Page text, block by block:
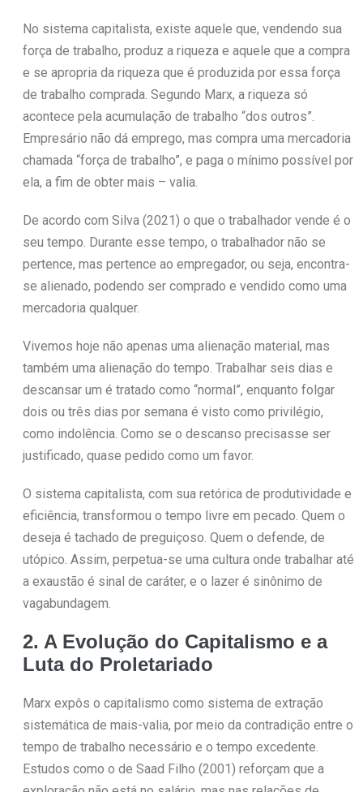
No sistema capitalista, existe aquele que, vendendo sua
força de trabalho, produz a riqueza e aquele que a compra
e se apropria da riqueza que é produzida por essa força
de trabalho comprada. Segundo Marx, a riqueza só
acontece pela acumulação de trabalho “dos outros”.
Empresário não dá emprego, mas compra uma mercadoria
chamada “força de trabalho”, e paga o mínimo possível por
ela, a fim de obter mais – valia.
De acordo com Silva (2021) o que o trabalhador vende é o
seu tempo. Durante esse tempo, o trabalhador não se
pertence, mas pertence ao empregador, ou seja, encontra-
se alienado, podendo ser comprado e vendido como uma
mercadoria qualquer.
Vivemos hoje não apenas uma alienação material, mas
também uma alienação do tempo. Trabalhar seis dias e
descansar um é tratado como “normal”, enquanto folgar
dois ou três dias por semana é visto como privilégio,
como indolência. Como se o descanso precisasse ser
justificado, quase pedido como um favor.
O sistema capitalista, com sua retórica de produtividade e
eficiência, transformou o tempo livre em pecado. Quem o
deseja é tachado de preguiçoso. Quem o defende, de
utópico. Assim, perpetua-se uma cultura onde trabalhar até
a exaustão é sinal de caráter, e o lazer é sinônimo de
vagabundagem.
2. A Evolução do Capitalismo e a
Luta do Proletariado
Marx expôs o capitalismo como sistema de extração
sistemática de mais-valia, por meio da contradição entre o
tempo de trabalho necessário e o tempo excedente.
Estudos como o de Saad Filho (2001) reforçam que a